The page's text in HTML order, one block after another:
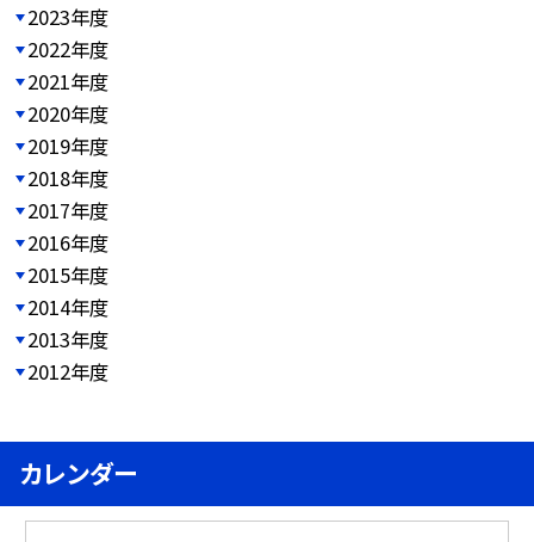
2023年度
2022年度
2021年度
2020年度
2019年度
2018年度
2017年度
2016年度
2015年度
2014年度
2013年度
2012年度
カレンダー